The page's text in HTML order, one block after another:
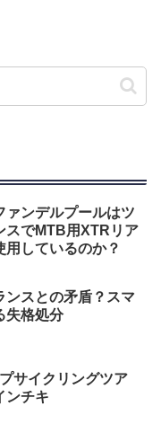
ァンデルプールはツ
スでMTB用XTRリア
用しているのか？
ンスとの矛盾？スマ
失格処分
サイクリングツア
ンチキ